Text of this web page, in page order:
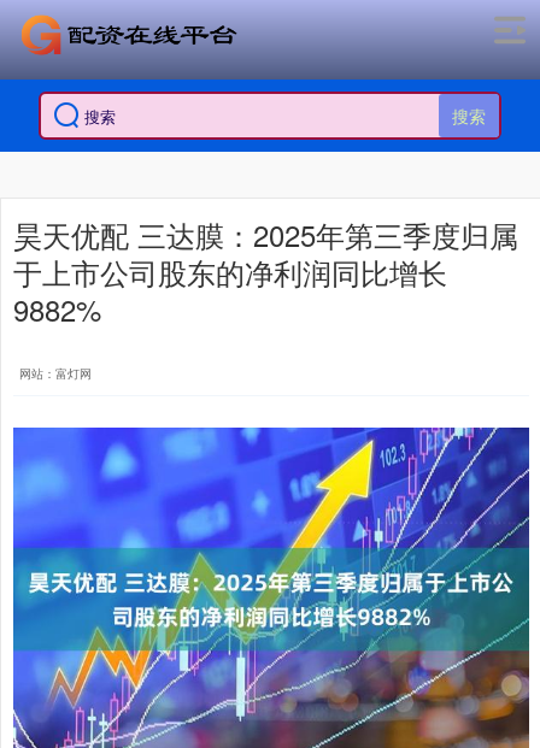
搜索
昊天优配 三达膜：2025年第三季度归属
于上市公司股东的净利润同比增长
9882%
网站：富灯网